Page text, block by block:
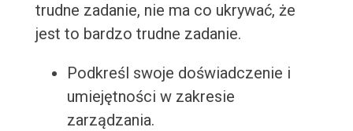
trudne zadanie, nie ma co ukrywać, że
jest to bardzo trudne zadanie.
Podkreśl swoje doświadczenie i
umiejętności w zakresie
zarządzania.